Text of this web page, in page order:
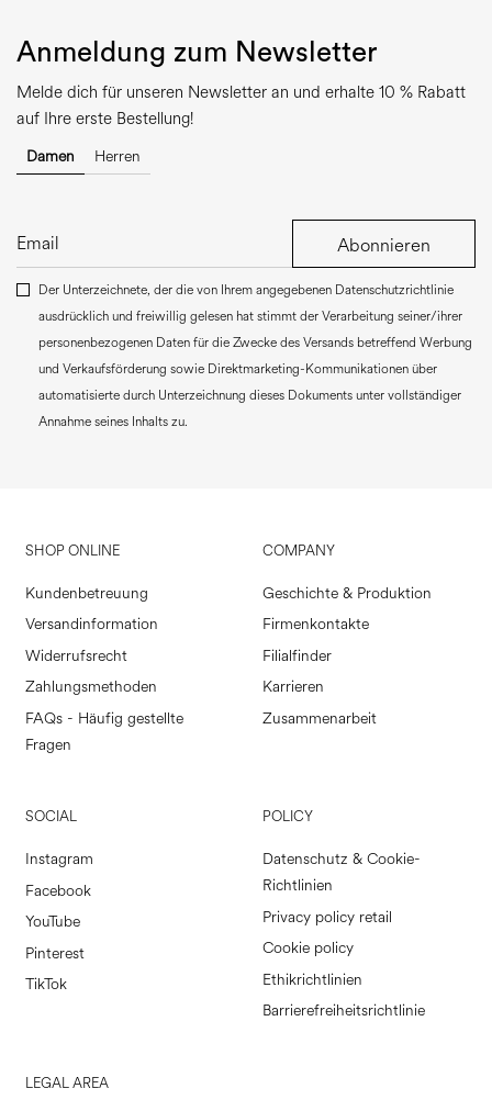
Anmeldung zum Newsletter
Melde dich für unseren Newsletter an und erhalte 10 % Rabatt
auf Ihre erste Bestellung!
Damen Herren
Abonnieren
Der Unterzeichnete, der die von Ihrem angegebenen Datenschutzrichtlinie
ausdrücklich und freiwillig gelesen hat stimmt der Verarbeitung seiner/ihrer
personenbezogenen Daten für die Zwecke des Versands betreffend Werbung
und Verkaufsförderung sowie Direktmarketing-Kommunikationen über
automatisierte durch Unterzeichnung dieses Dokuments unter vollständiger
Annahme seines Inhalts zu.
SHOP ONLINE
Kundenbetreuung
Versandinformation
Widerrufsrecht
Zahlungsmethoden
FAQs - Häufig gestellte
Fragen
COMPANY
Geschichte & Produktion
Firmenkontakte
Filialfinder
Karrieren
Zusammenarbeit
SOCIAL
Instagram
Facebook
YouTube
Pinterest
TikTok
POLICY
Datenschutz & Cookie-
Richtlinien
Privacy policy retail
Cookie policy
Ethikrichtlinien
Barrierefreiheitsrichtlinie
LEGAL AREA